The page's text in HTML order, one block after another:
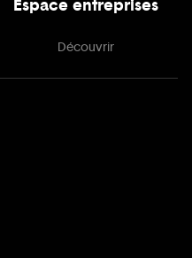
Espace entreprises
Découvrir